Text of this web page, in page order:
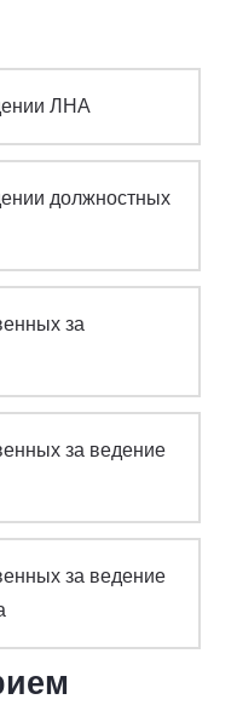
ЛНА
должностных
за
за ведение
за ведение